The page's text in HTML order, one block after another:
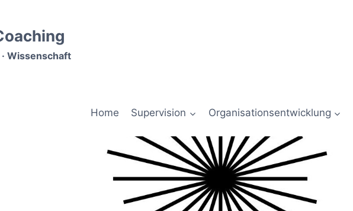
Wissenschaft
Home Supervision Organisationsentwicklung